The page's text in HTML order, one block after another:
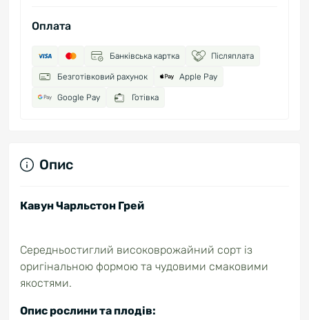
Оплата
Банківська картка Післяплата
Безготівковий рахунок Apple Pay
Google Pay Готівка
Опис
Кавун Чарльстон Грей
Середньостиглий високоврожайний сорт із
оригінальною формою та чудовими смаковими
якостями.
Опис рослини та плодів: